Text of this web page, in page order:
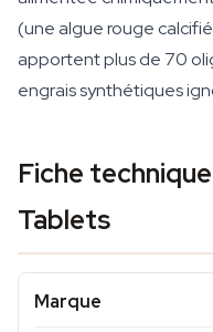
(une algue rouge
apportent plus de 70
engrais synthétiques
Fiche
Tablets
Marque